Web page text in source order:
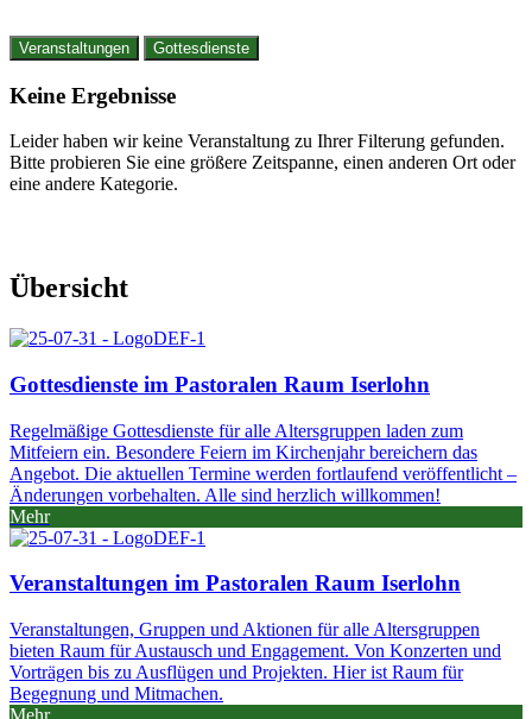
Veranstaltungen Gottesdienste
Keine Ergebnisse
Leider haben wir keine Veranstaltung zu Ihrer Filterung gefunden.
Bitte probieren Sie eine größere Zeitspanne, einen anderen Ort oder
eine andere Kategorie.
Übersicht
Gottesdienste im Pastoralen Raum Iserlohn
Regelmäßige Gottesdienste für alle Altersgruppen laden zum
Mitfeiern ein. Besondere Feiern im Kirchenjahr bereichern das
Angebot. Die aktuellen Termine werden fortlaufend veröffentlicht –
Änderungen vorbehalten. Alle sind herzlich willkommen!
Mehr
Veranstaltungen im Pastoralen Raum Iserlohn
Veranstaltungen, Gruppen und Aktionen für alle Altersgruppen
bieten Raum für Austausch und Engagement. Von Konzerten und
Vorträgen bis zu Ausflügen und Projekten. Hier ist Raum für
Begegnung und Mitmachen.
Mehr